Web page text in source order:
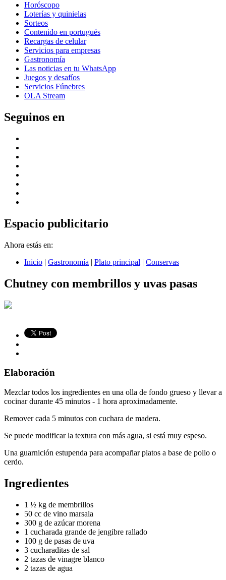
Horóscopo
Loterías y quinielas
Sorteos
Contenido en portugués
Recargas de celular
Servicios para empresas
Gastronomía
Las noticias en tu WhatsApp
Juegos y desafíos
Servicios Fúnebres
OLA Stream
Seguinos en
Espacio publicitario
Ahora estás en:
Inicio | Gastronomía | Plato principal | Conservas
Chutney con membrillos y uvas pasas
Elaboración
Mezclar todos los ingredientes en una olla de fondo grueso y llevar a
cocinar durante 45 minutos - 1 hora aproximadamente.
Remover cada 5 minutos con cuchara de madera.
Se puede modificar la textura con más agua, si está muy espeso.
Una guarnición estupenda para acompañar platos a base de pollo o
cerdo.
Ingredientes
1 ½ kg de membrillos
50 cc de vino marsala
300 g de azúcar morena
1 cucharada grande de jengibre rallado
100 g de pasas de uva
3 cucharaditas de sal
2 tazas de vinagre blanco
2 tazas de agua